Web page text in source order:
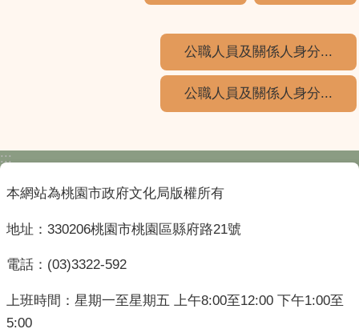
公職人員及關係人身分...
公職人員及關係人身分...
:::
本網站為桃園市政府文化局版權所有
地址：330206桃園市桃園區縣府路21號
電話：(03)3322-592
上班時間：星期一至星期五 上午8:00至12:00 下午1:00至
5:00